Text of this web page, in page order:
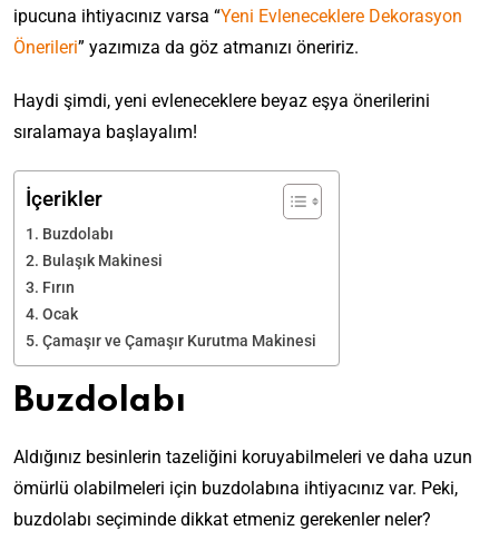
ipucuna ihtiyacınız varsa “Yeni Evleneceklere Dekorasyon
Önerileri” yazımıza da göz atmanızı öneririz.
Haydi şimdi, yeni evleneceklere beyaz eşya önerilerini
sıralamaya başlayalım!
İçerikler
Buzdolabı
Bulaşık Makinesi
Fırın
Ocak
Çamaşır ve Çamaşır Kurutma Makinesi
Buzdolabı
Aldığınız besinlerin tazeliğini koruyabilmeleri ve daha uzun
ömürlü olabilmeleri için buzdolabına ihtiyacınız var. Peki,
buzdolabı seçiminde dikkat etmeniz gerekenler neler?